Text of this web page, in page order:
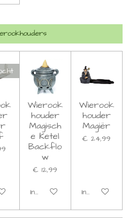
op de hoogte
Wierook
houder
Magisch
e Ketel
Backflo
w
€ 12,99
In winkelwagen
Wierook
houder
Magiër
€ 24,99
In